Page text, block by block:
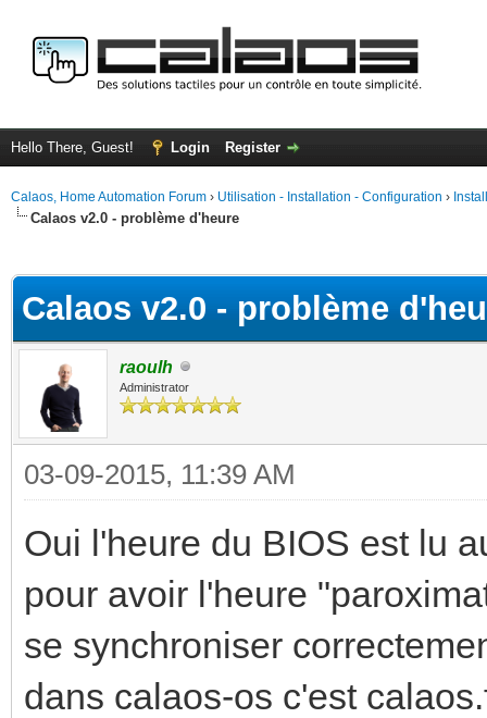
Hello There, Guest! Login Register
Calaos, Home Automation Forum › Utilisation - Installation - Configuration ›
Calaos v2.0 - problème d'heure
Calaos v2.0 - problème
raoulh
Administrator
03-09-2015, 11:39 AM
Oui l'heure du BIOS est lu
pour avoir l'heure
se synchroniser
dans calaos-os c'est